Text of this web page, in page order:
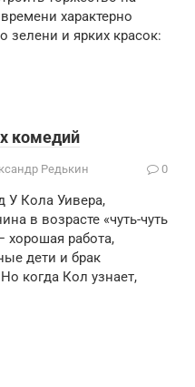
характерно
зелени и ярких красок:
комедий
Редькин 0
У Кола Уивера,
в возрасте «чуть-чуть
хорошая работа,
дети и брак
когда Кол узнает,